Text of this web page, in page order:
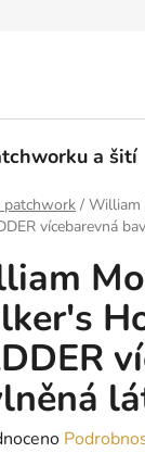
a šití
patchwork / William
vícebarevná